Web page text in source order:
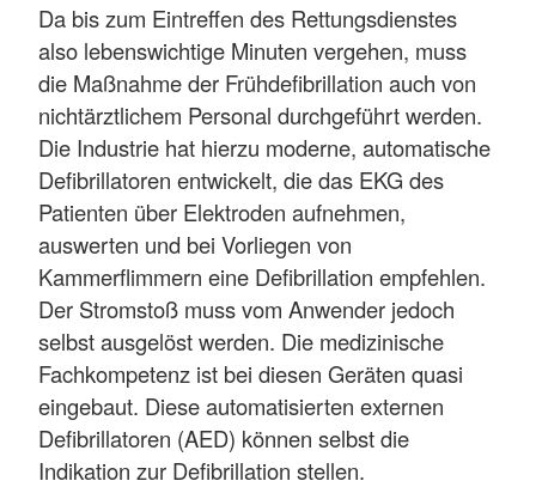
Da bis zum Eintreffen des Rettungsdienstes
also lebenswichtige Minuten vergehen, muss
die Maßnahme der Frühdefibrillation auch von
nichtärztlichem Personal durchgeführt werden.
Die Industrie hat hierzu moderne, automatische
Defibrillatoren entwickelt, die das EKG des
Patienten über Elektroden aufnehmen,
auswerten und bei Vorliegen von
Kammerflimmern eine Defibrillation empfehlen.
Der Stromstoß muss vom Anwender jedoch
selbst ausgelöst werden. Die medizinische
Fachkompetenz ist bei diesen Geräten quasi
eingebaut. Diese automatisierten externen
Defibrillatoren (AED) können selbst die
Indikation zur Defibrillation stellen.